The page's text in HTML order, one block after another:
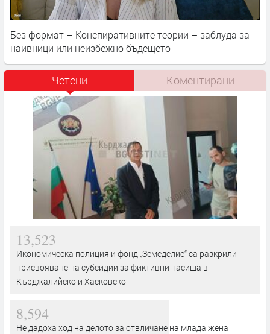
Без формат – Конспиративните теории – заблуда за
наивници или неизбежно бъдещето
Четени Коментирани
13,523
Икономическа полиция и фонд „Земеделие“ са разкрили
присвояване на субсидии за фиктивни пасища в
Кърджалийско и Хасковско
8,594
Не дадоха ход на делото за отвличане на млада жена